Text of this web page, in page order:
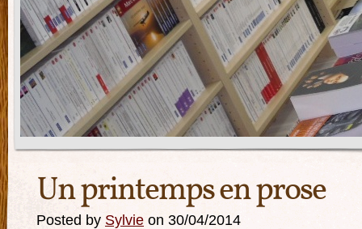
Un printemps en prose
Posted by Sylvie on 30/04/2014